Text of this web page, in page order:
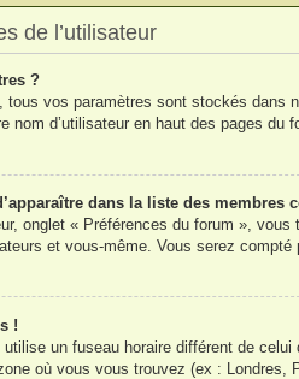
de l’utilisateur
?
vos paramètres sont stockés dans
nom d’utilisateur en haut des pages
dans la liste des membres
onglet « Préférences du forum », vous
et vous-même. Vous serez compté
!
utilise un fuseau horaire différent de
où vous vous trouvez (ex :